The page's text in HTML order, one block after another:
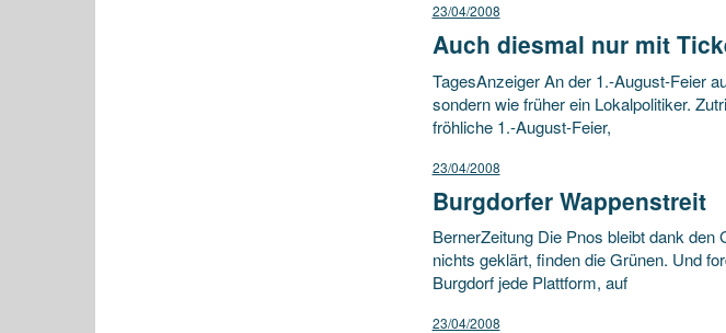
23/04/2008
Auch diesmal nur mit
TagesAnzeiger An der 1.-August-Feier
sondern wie früher ein Lokalpolitiker.
fröhliche 1.-August-Feier,
23/04/2008
Burgdorfer Wappenstreit
BernerZeitung Die Pnos bleibt dank
nichts geklärt, finden die Grünen. Und
Burgdorf jede Plattform, auf
23/04/2008